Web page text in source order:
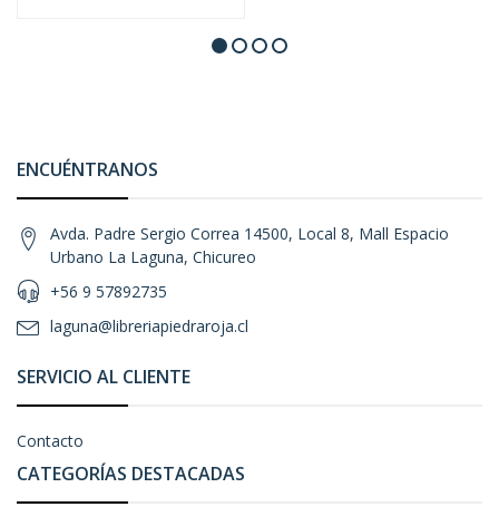
ENCUÉNTRANOS
Avda. Padre Sergio Correa 14500, Local 8, Mall Espacio
Urbano La Laguna, Chicureo
+56 9 57892735
laguna@libreriapiedraroja.cl
SERVICIO AL CLIENTE
Contacto
CATEGORÍAS DESTACADAS